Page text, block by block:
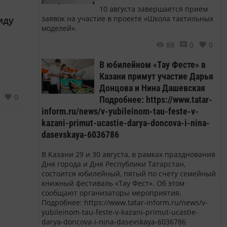
0
10 августа завершается прием
заявок на участие в проекте «Школа тактильных
моделей».
88
0 0
В юбилейном «Тау Фесте» в
Казани примут участие Дарья
Донцова и Нина Дашевская
Подробнее: https://www.tatar-
inform.ru/news/v-yubileinom-tau-feste-v-
kazani-primut-ucastie-darya-doncova-i-nina-
dasevskaya-6036786
В Казани 29 и 30 августа, в рамках празднования
Дня города и Дня Республики Татарстан,
состоится юбилейный, пятый по счету семейный
книжный фестиваль «Тау Фест». Об этом
сообщают организаторы мероприятия.
Подробнее: https://www.tatar-inform.ru/news/v-
yubileinom-tau-feste-v-kazani-primut-ucastie-
darya-doncova-i-nina-dasevskaya-6036786